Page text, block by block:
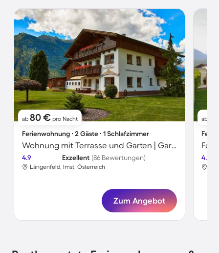
ab 80 € pro Nacht
Ferienwohnung ∙ 2 Gäste ∙ 1 Schlafzimmer
Wohnung mit Terrasse und Garten | Gartenblick
4.9 Exzellent (86 Bewertungen)
Längenfeld, Imst, Österreich
Zum Angebot
ab
4.9